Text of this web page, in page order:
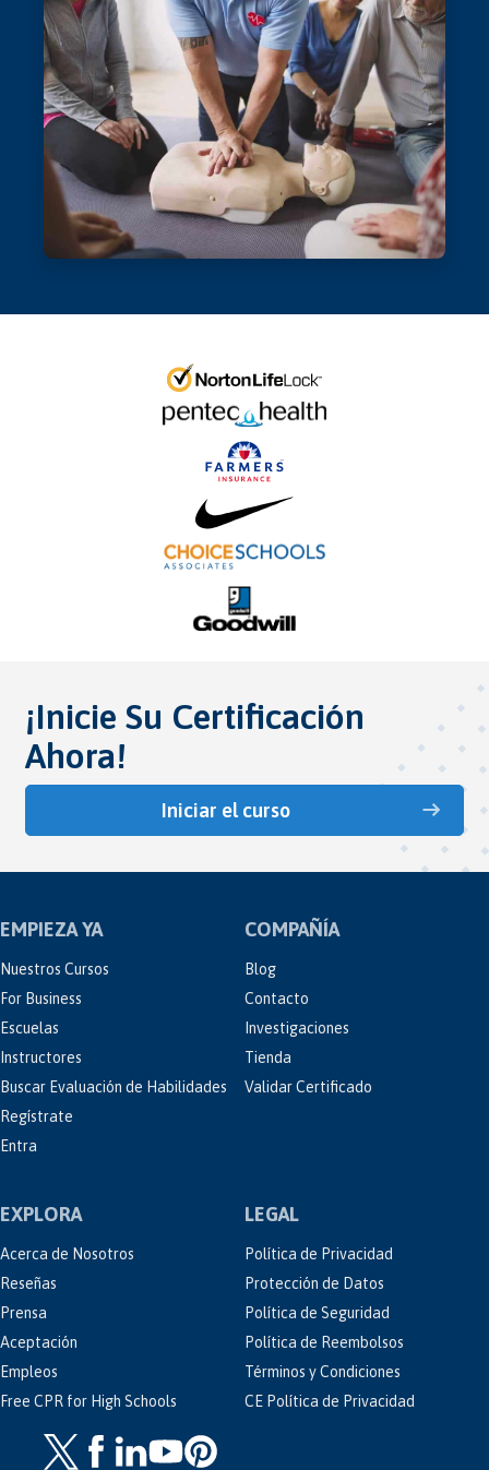
¡Inicie Su Certificación
Ahora!
Iniciar el curso
EMPIEZA YA
Nuestros Cursos
For Business
Escuelas
Instructores
Buscar Evaluación de Habilidades
Regístrate
Entra
COMPAÑÍA
Blog
Contacto
Investigaciones
Tienda
Validar Certificado
EXPLORA
Acerca de Nosotros
Reseñas
Prensa
Aceptación
Empleos
Free CPR for High Schools
LEGAL
Política de Privacidad
Protección de Datos
Política de Seguridad
Política de Reembolsos
Términos y Condiciones
CE Política de Privacidad